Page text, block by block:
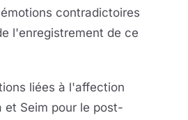
contradictoires
l'enregistrement de ce
liées à l'affection
et Seim pour le post-